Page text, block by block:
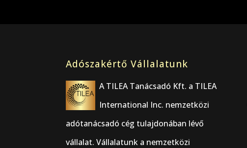
Adószakértő Vállalatunk
A TILEA Tanácsadó Kft. a TILEA
International Inc. nemzetközi
adótanácsadó cég tulajdonában lévő
vállalat. Vállalatunk a nemzetközi